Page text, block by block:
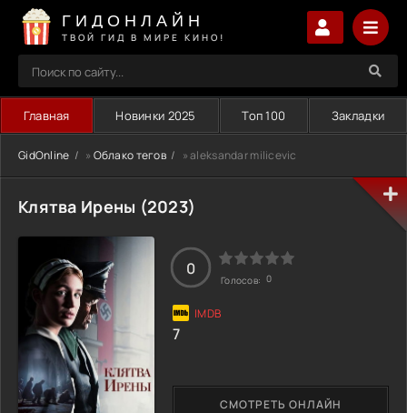
ГИДОНЛАЙН
ТВОЙ ГИД В МИРЕ КИНО!
Главная Новинки 2025 Топ 100 Закладки
GidOnline » Облако тегов » aleksandar milicevic
Клятва Ирены (2023)
СМОТРЕТЬ ОНЛАЙН
0
Голосов: 0
7